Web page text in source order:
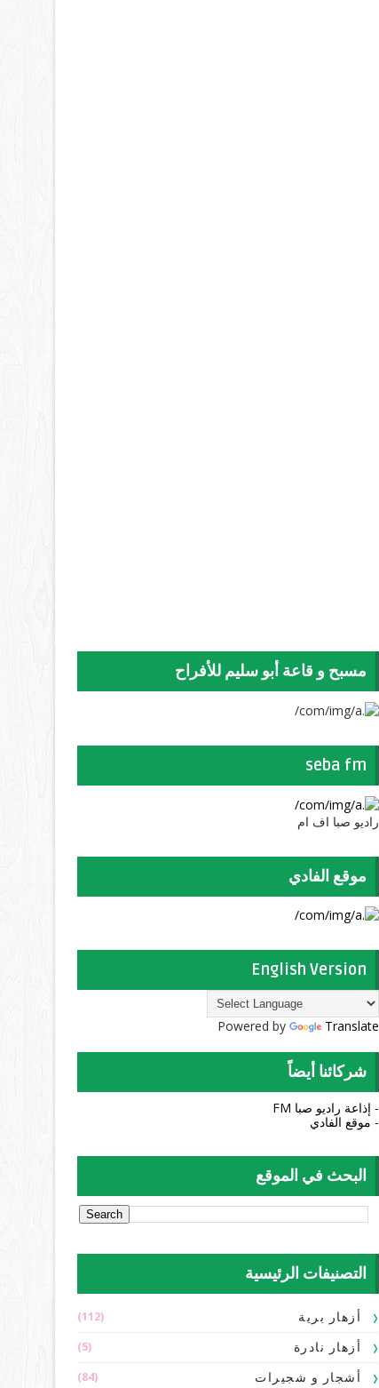
مسبح و قاعة أبو سليم للأفراح
seba fm
راديو صبا اف ام
موقع الفادي
English Version
Powered by Translate
شركائنا أيضاً
- إذاعة راديو صبا FM
- موقع الفادي
البحث في الموقع
التصنيفات الرئيسية
أزهار برية (112)
أزهار نادرة (5)
أشجار و شجيرات (84)